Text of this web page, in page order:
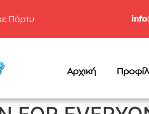
Πάρτυ
Αρχική Προφίλ